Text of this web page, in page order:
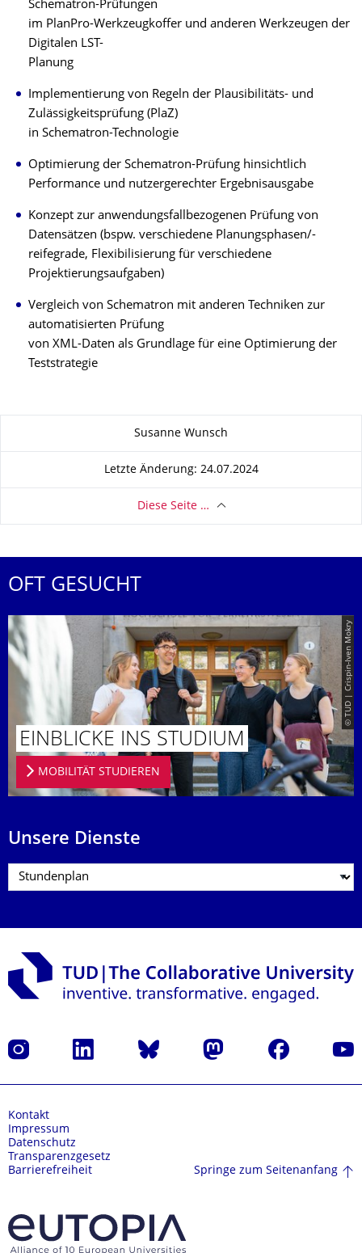
Schematron-Prüfungen
im PlanPro-Werkzeugkoffer und anderen Werkzeugen der
Digitalen LST-
Planung
Implementierung von Regeln der Plausibilitäts- und
Zulässigkeitsprüfung (PlaZ)
in Schematron-Technologie
Optimierung der Schematron-Prüfung hinsichtlich
Performance und nutzergerechter Ergebnisausgabe
Konzept zur anwendungsfallbezogenen Prüfung von
Datensätzen (bspw. verschiedene Planungsphasen/-
reifegrade, Flexibilisierung für verschiedene
Projektierungsaufgaben)
Vergleich von Schematron mit anderen Techniken zur
automatisierten Prüfung
von XML-Daten als Grundlage für eine Optimierung der
Teststrategie
Susanne Wunsch
Letzte Änderung: 24.07.2024
Diese Seite …
OFT GESUCHT
© TUD | Crispin-Iven Mokry
EINBLICKE INS STUDIUM
MOBILITÄT STUDIEREN
Unsere Dienste
Instagram LinkedIn Bluesky Mastodon Facebook
Kontakt
Impressum
Datenschutz
Transparenzgesetz
Barrierefreiheit
Springe zum Seitenanfang